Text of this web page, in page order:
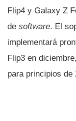
Flip4 y Galaxy Z
de software. El
implementará
Flip3 en
para principios de